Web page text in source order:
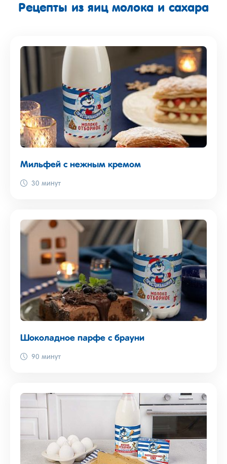
Рецепты из яиц молока и сахара
Мильфей с нежным кремом
30 минут
Шоколадное парфе с брауни
90 минут